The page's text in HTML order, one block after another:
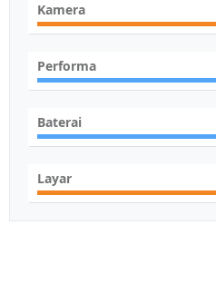
Kamera
Performa
Baterai
Layar